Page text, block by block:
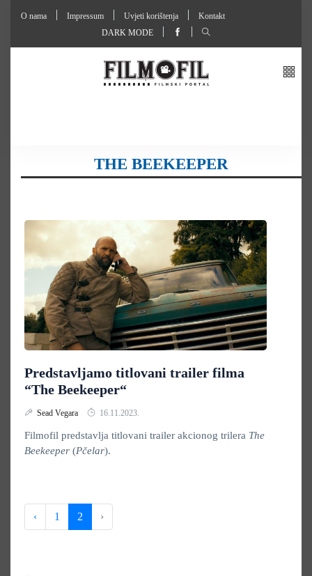
O nama Impressum Uvjeti korištenja
Kontakt
DARK MODE
THE BEEKEEPER
Predstavljamo titlovani trailer filma
“The Beekeeper“
Sead Vegara 16.11.2023.
Filmofil predstavlja titlovani trailer akcionog trilera The
Beekeeper (Pčelar).
‹ 1 2 ›